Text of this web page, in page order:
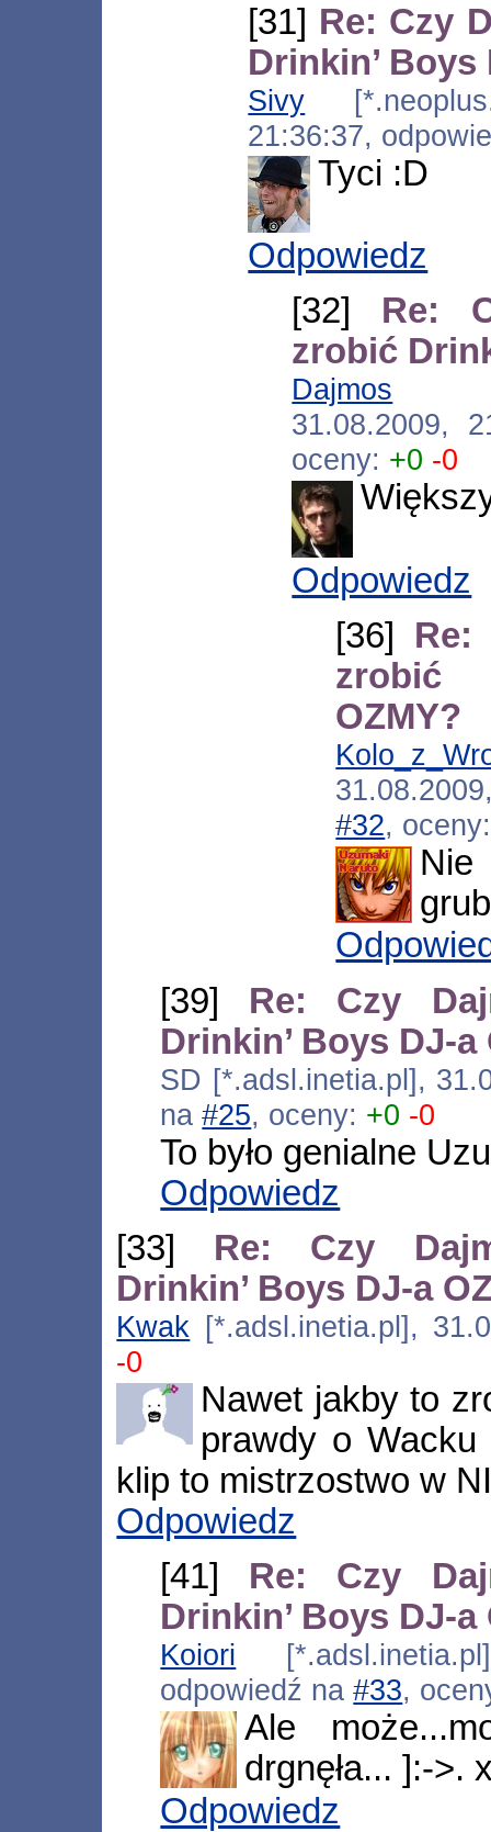
[31] Re: Czy
Drinkin’ Boys
Sivy
21:36:37,
Tyci :D
Odpowiedz
[32] Re:
zrobić
Dajmos
31.08.2009,
oceny: +0 -0
Odpowiedz
[36] Re:
zrobić
OZMY?
#32,
[39] Re: Czy
Drinkin’ Boys DJ-a
SD [*.adsl.inetia.pl],
na#25, oceny: +0 -0
To było genialne
Odpowiedz
[33] Re: Czy
Drinkin’ Boys DJ-a
Kwak [*.adsl.inetia.pl],
-0
Nawet jakby to
prawdy o
klip to mistrzostwo w
Odpowiedz
[41] Re: Czy
Drinkin’ Boys DJ-a
Koiori
odpowiedź na#33,
Ale
drgnęła... ]:->.
Odpowiedz